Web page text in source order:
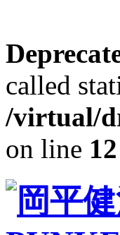
called
/virtual/
on line 12